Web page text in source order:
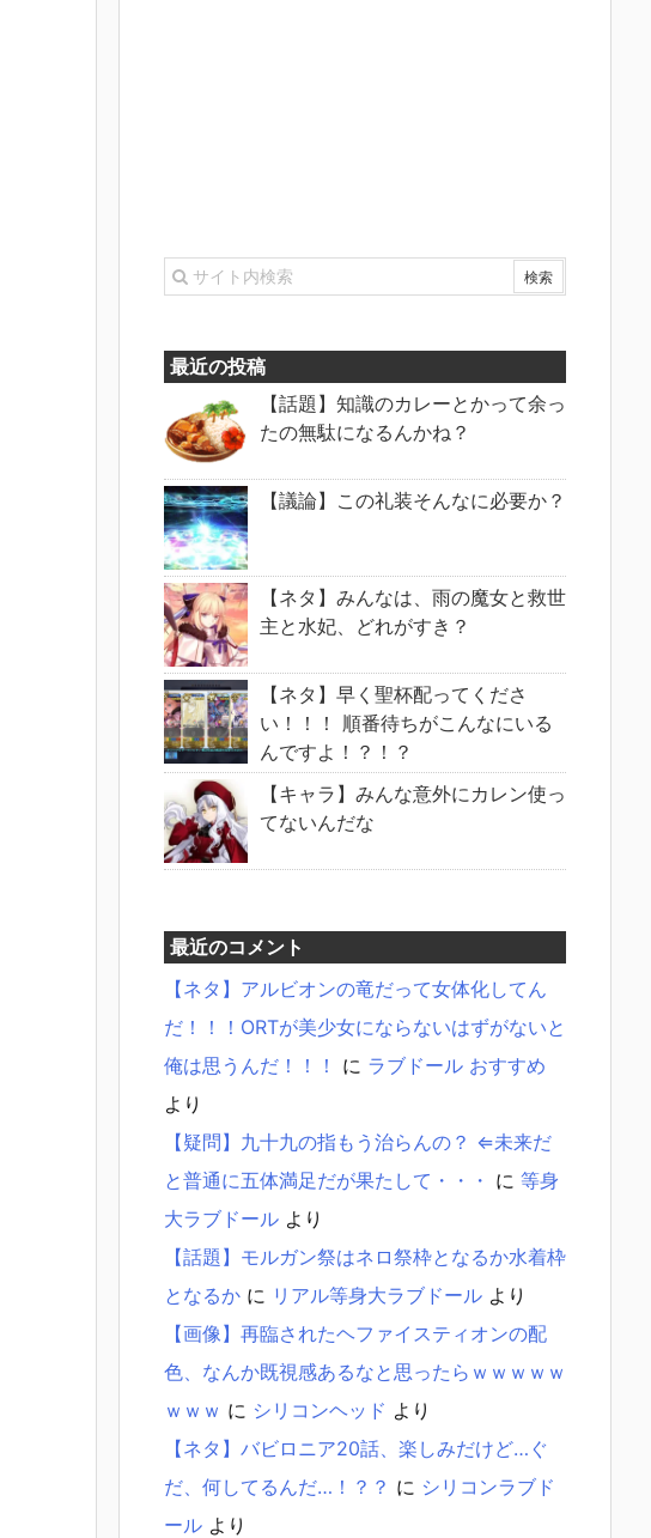
最近の投稿
【話題】知識のカレーとかって余っ
たの無駄になるんかね？
【議論】この礼装そんなに必要か？
【ネタ】みんなは、雨の魔女と救世
主と水妃、どれがすき？
【ネタ】早く聖杯配ってくださ
い！！！ 順番待ちがこんなにいる
んですよ！？！？
【キャラ】みんな意外にカレン使っ
てないんだな
最近のコメント
【ネタ】アルビオンの竜だって女体化してん
だ！！！ORTが美少女にならないはずがないと
俺は思うんだ！！！
に ラブドール おすすめ
より
【疑問】九十九の指もう治らんの？ ⇐未来だ
と普通に五体満足だが果たして・・・ に 等身
大ラブドール より
【話題】モルガン祭はネロ祭枠となるか水着枠
となるか に リアル等身大ラブドール より
【画像】再臨されたヘファイスティオンの配
色、なんか既視感あるなと思ったらｗｗｗｗｗ
ｗｗｗ に シリコンヘッド より
【ネタ】バビロニア20話、楽しみだけど…ぐ
だ、何してるんだ…！？？ に シリコンラブド
ール より